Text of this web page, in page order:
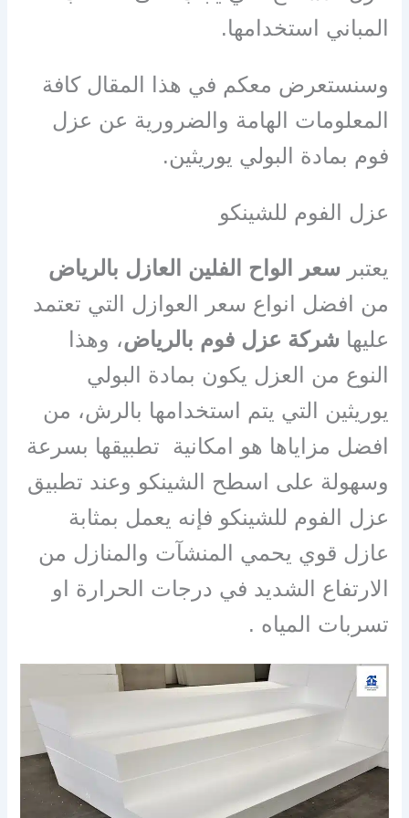
المباني استخدامها.
وسنستعرض معكم في هذا المقال كافة
المعلومات الهامة والضرورية عن عزل
فوم بمادة البولي يوريثين.
عزل الفوم للشينكو
يعتبر سعر الواح الفلين العازل بالرياض
من افضل انواع سعر العوازل التي تعتمد
عليها شركة عزل فوم بالرياض، وهذا
النوع من العزل يكون بمادة البولي
يوريثين التي يتم استخدامها بالرش، من
افضل مزاياها هو امكانية تطبيقها بسرعة
وسهولة على اسطح الشينكو وعند تطبيق
عزل الفوم للشينكو فإنه يعمل بمثابة
عازل قوي يحمي المنشآت والمنازل من
الارتفاع الشديد في درجات الحرارة او
تسربات المياه .